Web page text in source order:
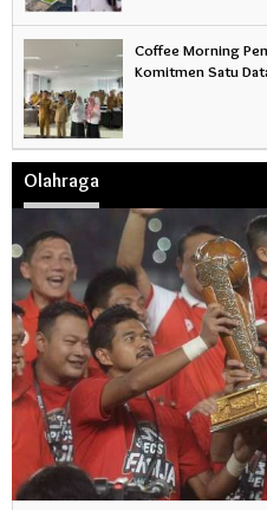
Coffee Morning
Komitmen Satu
Olahraga